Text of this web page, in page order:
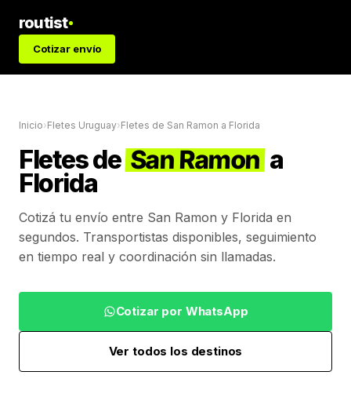
routist
Cotizar envío
Inicio›Fletes Uruguay›Fletes de San Ramon a Florida
Fletes de San Ramon a
Florida
Cotizá tu envío entre San Ramon y Florida en
segundos. Transportistas disponibles, seguimiento
en tiempo real y coordinación sin llamadas.
Cotizar por WhatsApp
Ver todos los destinos